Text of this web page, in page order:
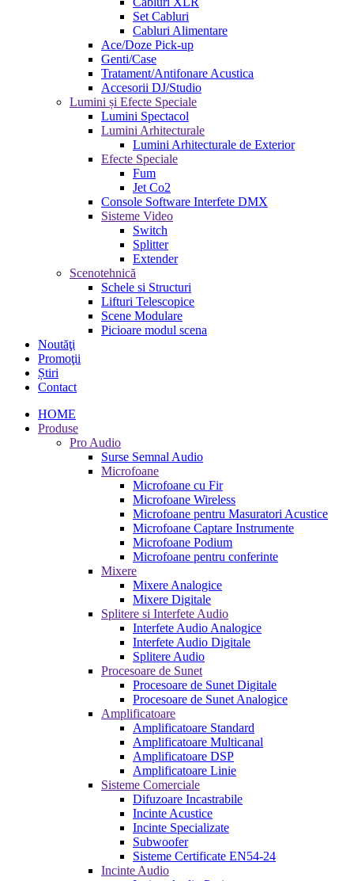
Set Cabluri
Cabluri Alimentare
Ace/Doze Pick-up
Genti/Case
Tratament/Antifonare Acustica
Accesorii DJ/Studio
Lumini și Efecte Speciale
Lumini Spectacol
Lumini Arhitecturale
Lumini Arhitecturale de Exterior
Efecte Speciale
Fum
Jet Co2
Console Software Interfete DMX
Sisteme Video
Switch
Splitter
Extender
Scenotehnică
Schele si Structuri
Lifturi Telescopice
Scene Modulare
Picioare modul scena
Noutăţi
Promoţii
Știri
Contact
HOME
Produse
Pro Audio
Surse Semnal Audio
Microfoane
Microfoane cu Fir
Microfoane Wireless
Microfoane pentru Masuratori Acustice
Microfoane Captare Instrumente
Microfoane Podium
Microfoane pentru conferinte
Mixere
Mixere Analogice
Mixere Digitale
Splitere si Interfete Audio
Interfete Audio Analogice
Interfete Audio Digitale
Splitere Audio
Procesoare de Sunet
Procesoare de Sunet Digitale
Procesoare de Sunet Analogice
Amplificatoare
Amplificatoare Standard
Amplificatoare Multicanal
Amplificatoare DSP
Amplificatoare Linie
Sisteme Comerciale
Difuzoare Incastrabile
Incinte Acustice
Incinte Specializate
Subwoofer
Sisteme Certificate EN54-24
Incinte Audio